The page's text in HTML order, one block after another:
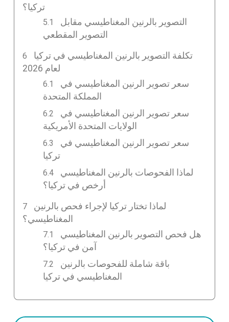
تركيا؟
التصوير بالرنين المغناطيسي مقابل
التصوير المقطعي
تكلفة التصوير بالرنين المغناطيسي في تركيا
لعام 2026
سعر تصوير الرنين المغناطيسي في
المملكة المتحدة
سعر تصوير الرنين المغناطيسي في
الولايات المتحدة الأمريكية
سعر تصوير الرنين المغناطيسي في
تركيا
لماذا الفحوصات بالرنين المغناطيسي
أرخص في تركيا؟
لماذا تختار تركيا لإجراء فحص بالرنين
المغناطيسي؟
هل فحص التصوير بالرنين المغناطيسي
آمن في تركيا؟
باقة شاملة للفحوصات بالرنين
المغناطيسي في تركيا